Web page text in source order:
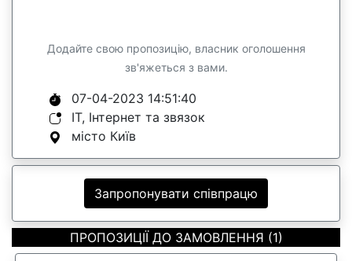
Додайте свою пропозицію, власник оголошення
зв'яжеться з вами.
07-04-2023 14:51:40
IT, Інтернет та звязок
місто Київ
Запропонувати співпрацю
ПРОПОЗИЦІЇ ДО ЗАМОВЛЕННЯ (1)